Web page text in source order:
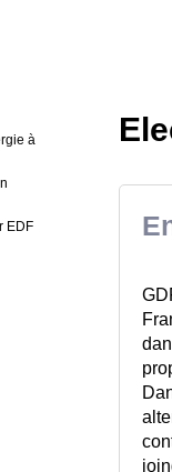
à
EDF